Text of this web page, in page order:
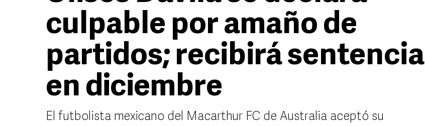
culpable por amaño de
partidos; recibirá sentencia
en diciembre
El futbolista mexicano del Macarthur FC de Australia aceptó su